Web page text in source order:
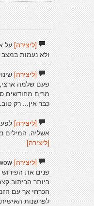
[ליצירה]על
ולא נעמות
[ליצירה]
פעם שלמה ארצי,
מרים מחודשים
כבר אין... רק טוב.
[ליצירה]
אשליה. המילים
[ליצירה]
[ליצירה]
פנים את
ביותר הכיתוב
הכרחי אך עם
לפרשנות